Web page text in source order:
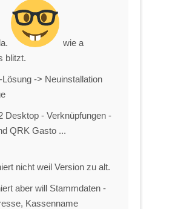
wie a
blitzt.
-> Neuinstallation
Desktop - Verknüpfungen -
QRK Gasto ...
nicht weil Version zu alt.
aber will Stammdaten -
Kassenname